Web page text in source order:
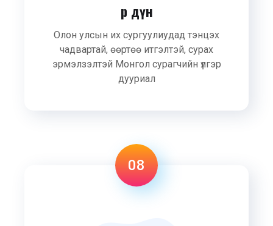
Үр дүн
Олон улсын их сургуулиудад тэнцэх
чадвартай, өөртөө итгэлтэй, сурах
эрмэлзэлтэй Монгол сурагчийн үлгэр
дууриал
08